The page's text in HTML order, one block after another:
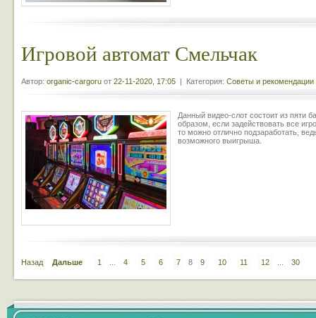
Игровой автомат Смельчак
Автор: organic-cargoru от 22-11-2020, 17:05 | Категория: Советы и рекомендации
Данный видео-слот состоит из пяти
образом, если задействовать все
то можно отлично подзаработать,
возможного выигрыша.
Назад Дальше 1 4 5 6 7 8 9 10 11 12 30